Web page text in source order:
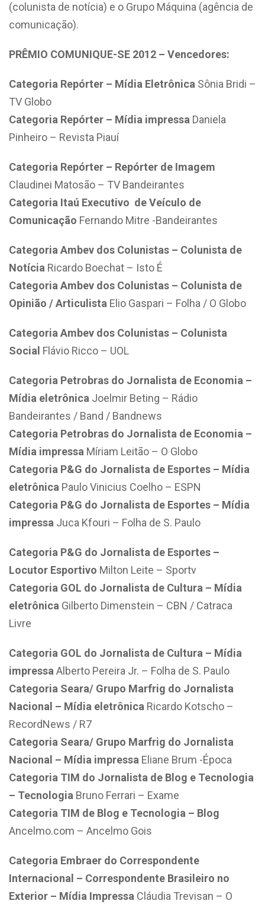
(colunista de notícia) e o Grupo Máquina (agência de
comunicação).
PRÊMIO COMUNIQUE-SE 2012 – Vencedores:
Categoria Repórter – Mídia Eletrônica Sônia Bridi –
TV Globo
Categoria Repórter – Mídia impressa Daniela
Pinheiro – Revista Piauí
Categoria Repórter – Repórter de Imagem
Claudinei Matosão – TV Bandeirantes
Categoria Itaú Executivo de Veículo de
Comunicação Fernando Mitre -Bandeirantes
Categoria Ambev dos Colunistas – Colunista de
Notícia Ricardo Boechat – Isto É
Categoria Ambev dos Colunistas – Colunista de
Opinião / Articulista Elio Gaspari – Folha / O Globo
Categoria Ambev dos Colunistas – Colunista
Social Flávio Ricco – UOL
Categoria Petrobras do Jornalista de Economia –
Mídia eletrônica Joelmir Beting – Rádio
Bandeirantes / Band / Bandnews
Categoria Petrobras do Jornalista de Economia –
Mídia impressa Míriam Leitão – O Globo
Categoria P&G do Jornalista de Esportes – Mídia
eletrônica Paulo Vinicius Coelho – ESPN
Categoria P&G do Jornalista de Esportes – Mídia
impressa Juca Kfouri – Folha de S. Paulo
Categoria P&G do Jornalista de Esportes –
Locutor Esportivo Milton Leite – Sportv
Categoria GOL do Jornalista de Cultura – Mídia
eletrônica Gilberto Dimenstein – CBN / Catraca
Livre
Categoria GOL do Jornalista de Cultura – Mídia
impressa Alberto Pereira Jr. – Folha de S. Paulo
Categoria Seara/ Grupo Marfrig do Jornalista
Nacional – Mídia eletrônica Ricardo Kotscho –
RecordNews / R7
Categoria Seara/ Grupo Marfrig do Jornalista
Nacional – Mídia impressa Eliane Brum -Época
Categoria TIM do Jornalista de Blog e Tecnologia
– Tecnologia Bruno Ferrari – Exame
Categoria TIM de Blog e Tecnologia – Blog
Ancelmo.com – Ancelmo Gois
Categoria Embraer do Correspondente
Internacional – Correspondente Brasileiro no
Exterior – Mídia Impressa Cláudia Trevisan – O